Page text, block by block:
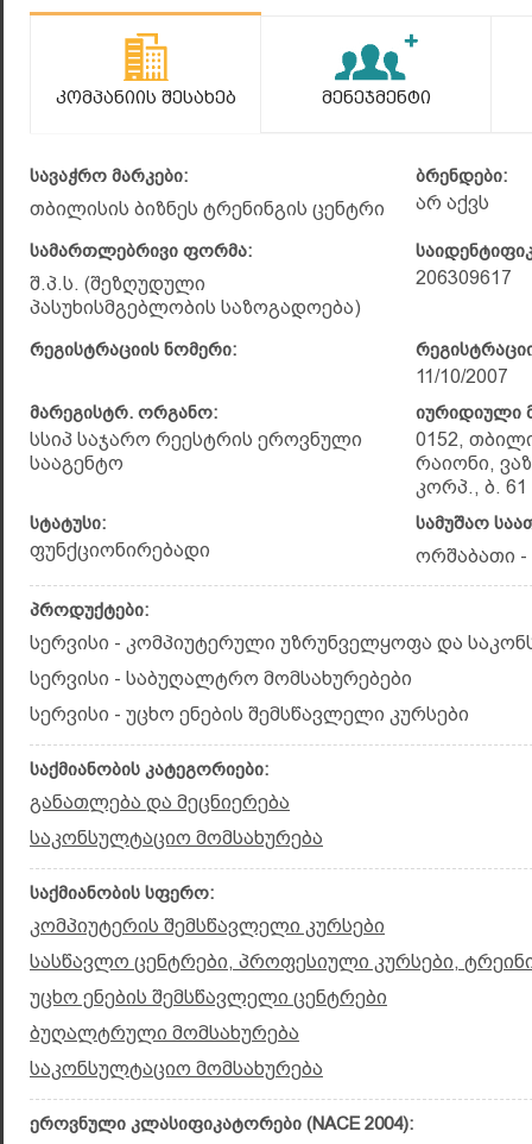
Კომპანიის Შესახებ Მენეჯმენტი
სავაჭრო მარკები:
თბილისის ბიზნეს ტრენინგის ცენტრი
ბრენდები:
არ აქვს
სამართლებრივი ფორმა:
შ.პ.ს. (შეზღუდული
პასუხისმგებლობის საზოგადოება)
206309617
რეგისტრაციის ნომერი:
11/10/2007
მარეგისტრ. ორგანო:
სსიპ საჯარო რეესტრის ეროვნული
სააგენტო
იურიდიული
0152,
რაიონი,
კორპ., ბ. 61
სტატუსი:
ფუნქციონირებადი
სამუშაო
ორშაბათი -
პროდუქტები:
სერვისი - კომპიუტერული უზრუნველყოფა და
სერვისი - საბუღალტრო მომსახურებები
სერვისი - უცხო ენების შემსწავლელი კურსები
საქმიანობის კატეგორიები:
განათლება და მეცნიერება
საკონსულტაციო მომსახურება
საქმიანობის სფერო:
კომპიუტერის შემსწავლელი კურსები
სასწავლო ცენტრები, პროფესიული კურსები,
უცხო ენების შემსწავლელი ცენტრები
ბუღალტრული მომსახურება
საკონსულტაციო მომსახურება
ეროვნული კლასიფიკატორები (NACE 2004):